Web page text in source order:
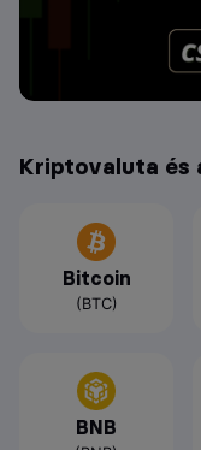
Kriptovaluta és
Bitcoin
(BTC)
BNB